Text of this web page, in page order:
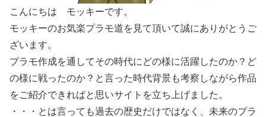
こんにちは モッキーです。
モッキーのお気楽プラモ道を見て頂いて誠にありがとうご
ざいます。
プラモ作成を通してその時代にどの様に活躍したのか？ど
の様に戦ったのか？と言った時代背景も考察しながら作品
をご紹介できればと思いサイトを立ち上げました。
・・・とは言っても過去の歴史だけではなく、未来のプラ